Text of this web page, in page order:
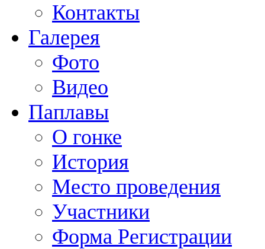
Контакты
Галерея
Фото
Видео
Паплавы
О гонке
История
Место проведения
Участники
Форма Регистрации